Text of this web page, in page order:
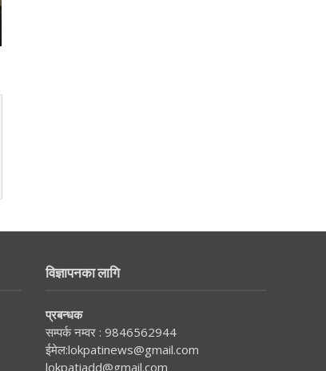
विज्ञापनका लागि
प्रबन्धक
सम्पर्क नम्वर : 9846562944
ईमेल:lokpatinews@gmail.com
lokpatiadd@gmail.com